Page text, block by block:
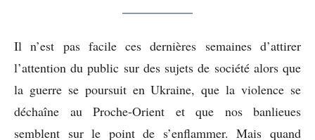
Il n’est pas facile ces dernières semaines d’attirer
l’attention du public sur des sujets de société alors que
la guerre se poursuit en Ukraine, que la violence se
déchaîne au Proche-Orient et que nos banlieues
semblent sur le point de s’enflammer. Mais quand